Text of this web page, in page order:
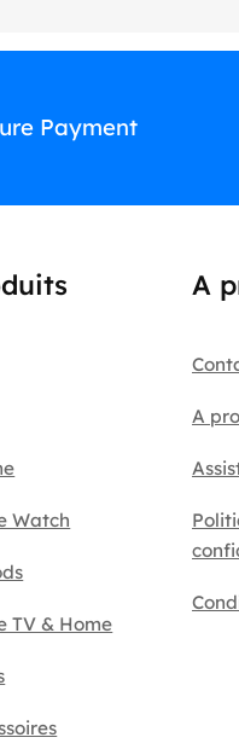
Payment
Watch
TV & Home
A
A